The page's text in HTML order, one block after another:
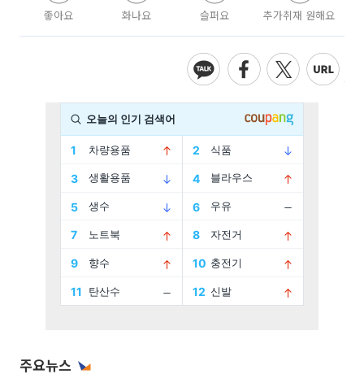
좋아요 화나요 슬퍼요 추가취재 원해요
주요뉴스